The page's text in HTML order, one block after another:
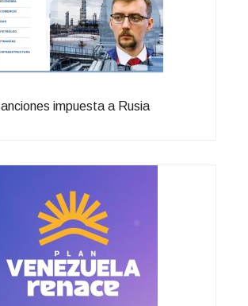
impuesta a Rusia